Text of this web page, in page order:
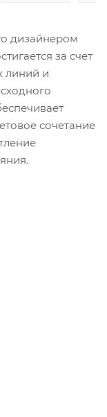
дизайнером
за счет
линий и
сочетание